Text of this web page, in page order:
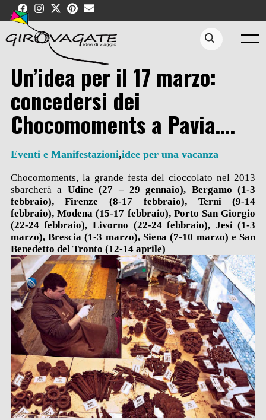
Skip
content
Menu
Search...
Un’idea per il 17 marzo:
concedersi dei
Chocomoments a Pavia….
Eventi e Manifestazioni,idee per una vacanza
Chocomoments, la grande festa del cioccolato nel 2013
sbarcherà a Udine (27 – 29 gennaio), Bergamo (1-3
febbraio), Firenze (8-17 febbraio), Terni (9-14
febbraio), Modena (15-17 febbraio), Porto San Giorgio
(22-24 febbraio), Livorno (22-24 febbraio), Jesi (1-3
marzo), Brescia (1-3 marzo), Siena (7-10 marzo) e San
Benedetto del Tronto (12-14 aprile)